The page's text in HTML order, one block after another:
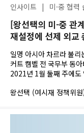
인사이트 | 미·중 협력
[왕선택의 미-중 관
재설정에 선제 외
위클리
일명 아시아 차르라 불
커트 캠벨 전 국무부 동아태
2021년 1월 둘째 주에도
왕선택 (여시재 정책위